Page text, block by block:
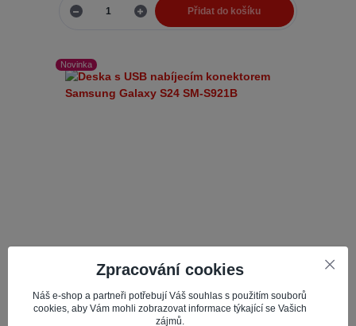
Přidat do košíku
Novinka
Deska s USB nabíjecím konektorem Samsung
Galaxy S24 SM-S921B
Zpracování cookies
Náš e-shop a partneři potřebují Váš souhlas s použitím souborů
cookies, aby Vám mohli zobrazovat informace týkající se Vašich
zájmů.